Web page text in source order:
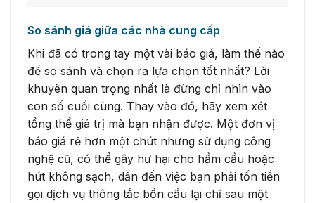
So sánh giá giữa các nhà cung cấp
Khi đã có trong tay một vài báo giá, làm thế nào
để so sánh và chọn ra lựa chọn tốt nhất? Lời
khuyên quan trọng nhất là đừng chỉ nhìn vào
con số cuối cùng. Thay vào đó, hãy xem xét
tổng thể giá trị mà bạn nhận được. Một đơn vị
báo giá rẻ hơn một chút nhưng sử dụng công
nghệ cũ, có thể gây hư hại cho hầm cầu hoặc
hút không sạch, dẫn đến việc bạn phải tốn tiền
gọi dịch vụ thông tắc bồn cầu lại chỉ sau một